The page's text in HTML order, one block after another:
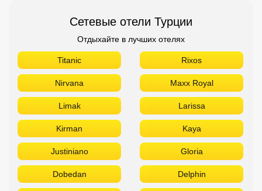
Сетевые отели Турции
Отдыхайте в лучших отелях
Titanic Rixos
Nirvana Maxx Royal
Limak Larissa
Kirman Kaya
Justiniano Gloria
Dobedan Delphin